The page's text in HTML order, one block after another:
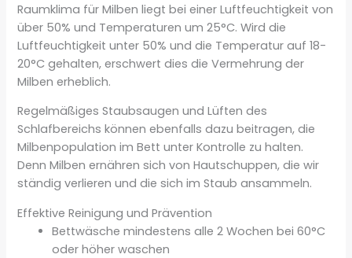
Raumklima für Milben liegt bei einer Luftfeuchtigkeit von
über 50% und Temperaturen um 25°C. Wird die
Luftfeuchtigkeit unter 50% und die Temperatur auf 18-
20°C gehalten, erschwert dies die Vermehrung der
Milben erheblich.
Regelmäßiges Staubsaugen und Lüften des
Schlafbereichs können ebenfalls dazu beitragen, die
Milbenpopulation im Bett unter Kontrolle zu halten.
Denn Milben ernähren sich von Hautschuppen, die wir
ständig verlieren und die sich im Staub ansammeln.
Effektive Reinigung und Prävention
Bettwäsche mindestens alle 2 Wochen bei 60°C
oder höher waschen